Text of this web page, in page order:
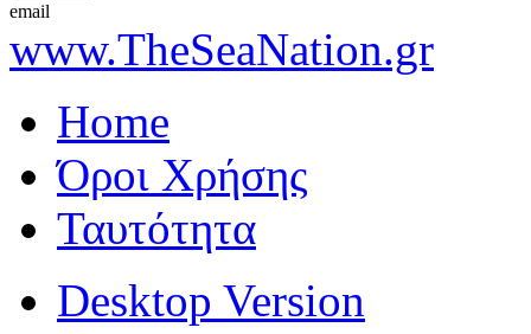
email
www.TheSeaNation.gr
Home
Όροι Χρήσης
Ταυτότητα
Desktop Version